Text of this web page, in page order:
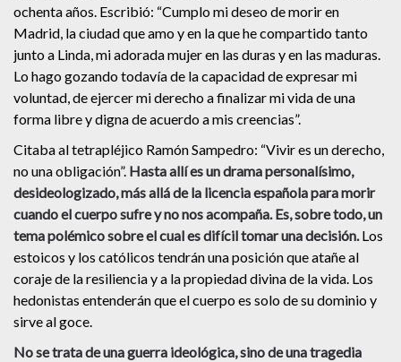
ochenta años. Escribió: “Cumplo mi deseo de morir en
Madrid, la ciudad que amo y en la que he compartido tanto
junto a Linda, mi adorada mujer en las duras y en las maduras.
Lo hago gozando todavía de la capacidad de expresar mi
voluntad, de ejercer mi derecho a finalizar mi vida de una
forma libre y digna de acuerdo a mis creencias”.
Citaba al tetrapléjico Ramón Sampedro: “Vivir es un derecho,
no una obligación”. Hasta allí es un drama personalísimo,
desideologizado, más allá de la licencia española para morir
cuando el cuerpo sufre y no nos acompaña. Es, sobre todo, un
tema polémico sobre el cual es difícil tomar una decisión.Los
estoicos y los católicos tendrán una posición que atañe al
coraje de la resiliencia y a la propiedad divina de la vida. Los
hedonistas entenderán que el cuerpo es solo de su dominio y
sirve al goce.
No se trata de una guerra ideológica, sino de una tragedia